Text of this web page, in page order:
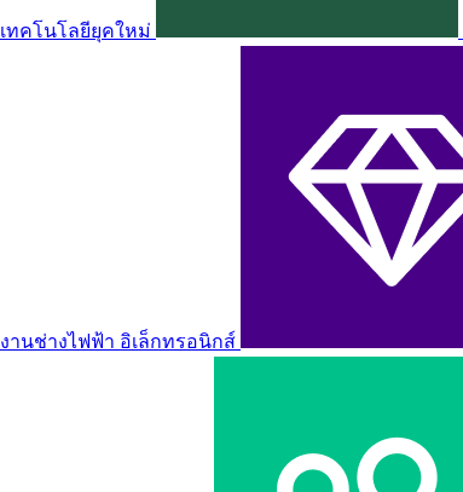
เทคโนโลยียุคใหม่
งานช่างไฟฟ้า อิเล็กทรอนิกส์